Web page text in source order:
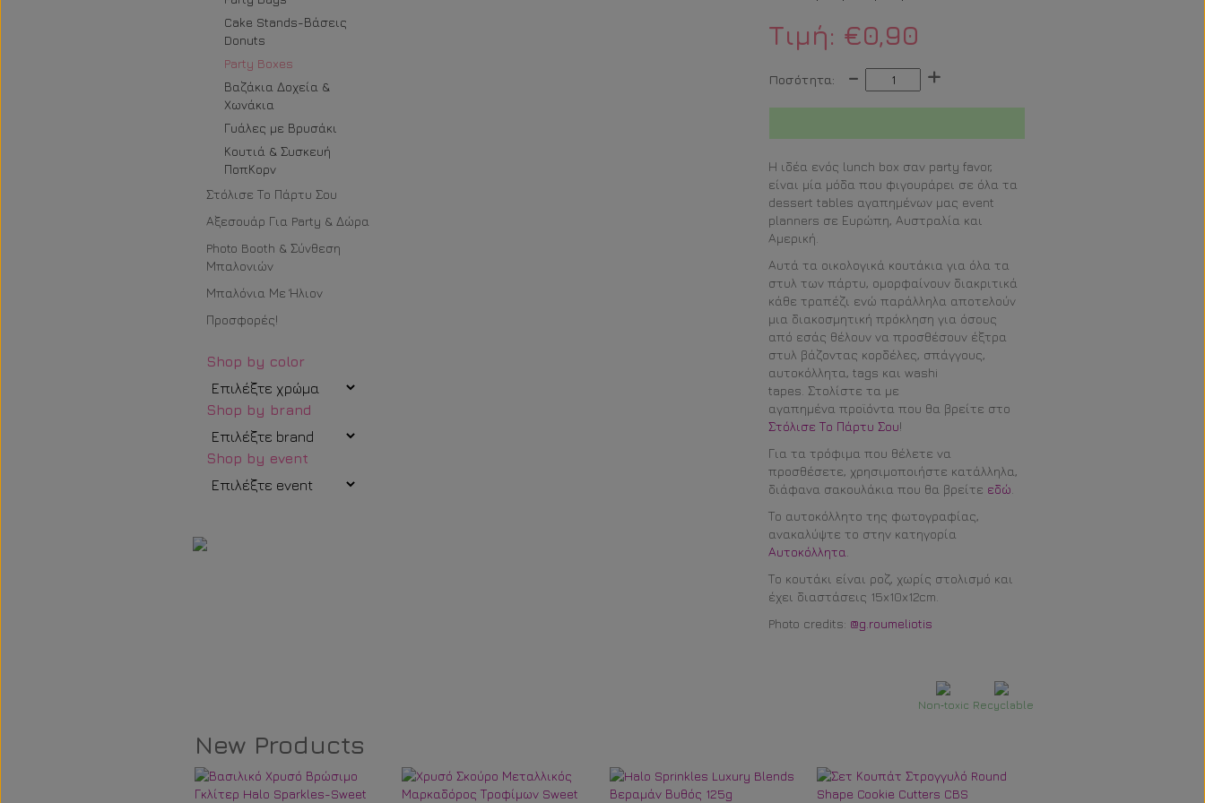
Cake Stands-Βάσεις
Donuts
Party Boxes
Βαζάκια Δοχεία &
Χωνάκια
Γυάλες με Βρυσάκι
Κουτιά & Συσκευή
ΠοπΚορν
Στόλισε Το Πάρτυ Σου
Αξεσουάρ Για Party & Δώρα
Photo Booth & Σύνθεση
Μπαλονιών
Μπαλόνια Με Ήλιον
Προσφορές!
Shop by color
Shop by brand
Shop by event
Τιμή: €0,90
Ποσότητα: - +
Η ιδέα ενός lunch box σαν party favor,
είναι μία μόδα που φιγουράρει σε όλα τα
dessert tables αγαπημένων μας event
planners σε Ευρώπη, Αυστραλία και
Αμερική.
Αυτά τα οικολογικά κουτάκια για όλα τα
στυλ των πάρτυ, ομορφαίνουν διακριτικά
κάθε τραπέζι ενώ παράλληλα αποτελούν
μια διακοσμητική πρόκληση για όσους
από εσάς θέλουν να προσθέσουν έξτρα
στυλ βάζοντας κορδέλες, σπάγγους,
αυτοκόλλητα, tags και washi
tapes. Στολίστε τα με
αγαπημένα προϊόντα που θα βρείτε στο
Στόλισε Το Πάρτυ Σου!
Για τα τρόφιμα που θέλετε να
προσθέσετε, χρησιμοποιήστε κατάλληλα,
διάφανα σακουλάκια που θα βρείτε εδώ
Το αυτοκόλλητο της φωτογραφίας,
ανακαλύψτε το στην κατηγορία
Αυτοκόλλητα
Το κουτάκι είναι ροζ, χωρίς στολισμό και
έχει διαστάσεις 15x10x12cm.
Photo credits: @g.roumeliotis
Non‐toxic Recyclable
New Products